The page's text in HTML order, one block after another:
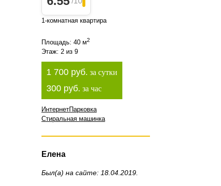
1-комнатная квартира
Площадь: 40 м2
Этаж: 2 из 9
1 700 руб. за сутки
300 руб. за час
ИнтернетПарковка
Стиральная машинка
Елена
Был(а) на сайте: 18.04.2019.